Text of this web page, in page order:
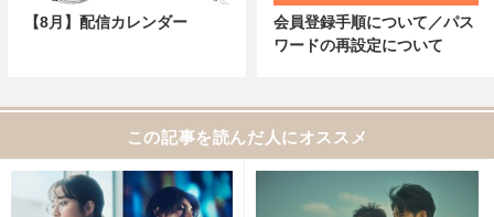
【8月】配信カレンダー
会員登録手順について／パス
ワードの再設定について
この記事を読んだ人にオススメ